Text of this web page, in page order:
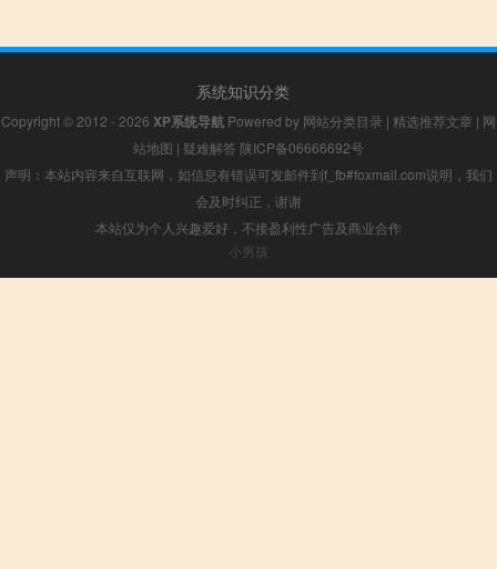
系统知识分类
Copyright © 2012 - 2026 XP系统导航 Powered by 网站分类目录 | 精选推荐文章 | 网
站地图 | 疑难解答 陕ICP备06666692号
声明：本站内容来自互联网，如信息有错误可发邮件到f_fb#foxmail.com说明，我们
会及时纠正，谢谢
本站仅为个人兴趣爱好，不接盈利性广告及商业合作
小男孩